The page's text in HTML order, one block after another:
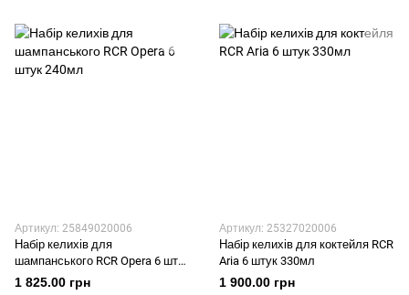
Артикул: 25849020006
Набір келихів для
шампанського RCR Opera 6 штук
240мл
1 825.00 грн
Артикул: 25327020006
Набір келихів для коктейля RCR
Aria 6 штук 330мл
1 900.00 грн